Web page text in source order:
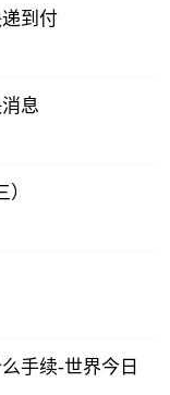
到付
息
手续-世界今日